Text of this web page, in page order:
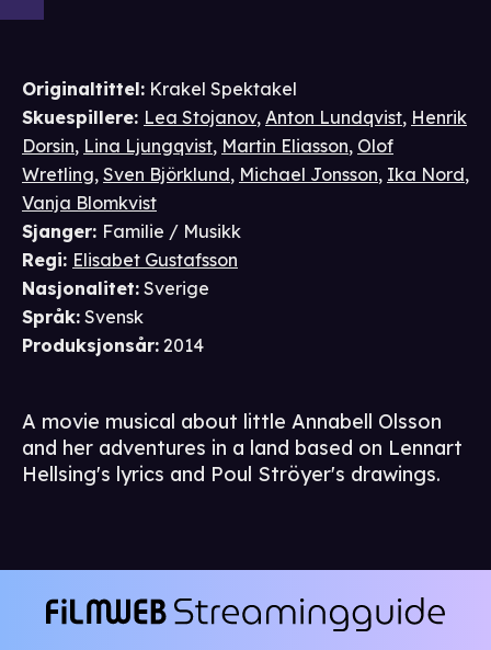
Originaltittel: Krakel Spektakel
Skuespillere: Lea Stojanov, Anton Lundqvist, Henrik
Dorsin, Lina Ljungqvist, Martin Eliasson, Olof
Wretling, Sven Björklund, Michael Jonsson, Ika Nord,
Vanja Blomkvist
Sjanger: Familie / Musikk
Regi: Elisabet Gustafsson
Nasjonalitet: Sverige
Språk: Svensk
Produksjonsår: 2014
A movie musical about little Annabell Olsson
and her adventures in a land based on Lennart
Hellsing's lyrics and Poul Ströyer's drawings.